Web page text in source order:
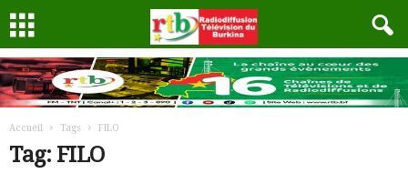
Accueil Tags FILO
Tag: FILO